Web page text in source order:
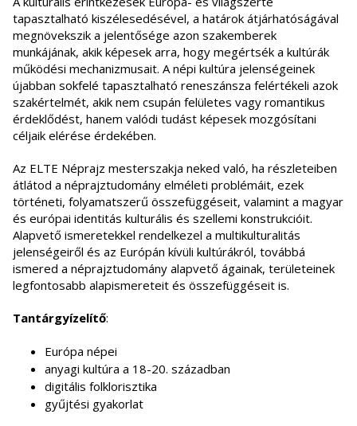
tapasztalható kiszélesedésével, a határok átjárhatóságával
megnövekszik a jelentősége azon szakemberek
munkájának, akik képesek arra, hogy megértsék a kultúrák
működési mechanizmusait. A népi kultúra jelenségeinek
újabban sokfelé tapasztalható reneszánsza felértékeli azok
szakértelmét, akik nem csupán felületes vagy romantikus
érdeklődést, hanem valódi tudást képesek mozgósítani
céljaik elérése érdekében.
Az ELTE Néprajz mesterszakja neked való, ha részleteiben
átlátod a néprajztudomány elméleti problémáit, ezek
történeti, folyamatszerű összefüggéseit, valamint a magyar
és európai identitás kulturális és szellemi konstrukcióit.
Alapvető ismeretekkel rendelkezel a multikulturalitás
jelenségeiről és az Európán kívüli kultúrákról, továbbá
ismered a néprajztudomány alapvető ágainak, területeinek
legfontosabb alapismereteit és összefüggéseit is.
Tantárgyízelítő:
Európa népei
anyagi kultúra a 18-20. században
digitális folklorisztika
gyűjtési gyakorlat